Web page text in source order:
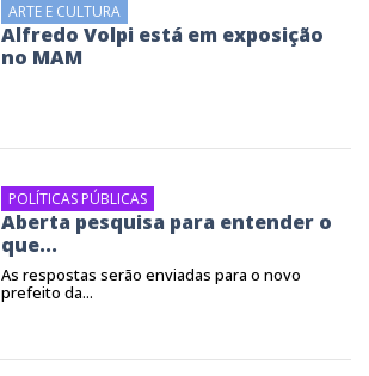
ARTE E CULTURA
Alfredo Volpi está em exposição
no MAM
POLÍTICAS PÚBLICAS
Aberta pesquisa para entender o
que...
As respostas serão enviadas para o novo
prefeito da...